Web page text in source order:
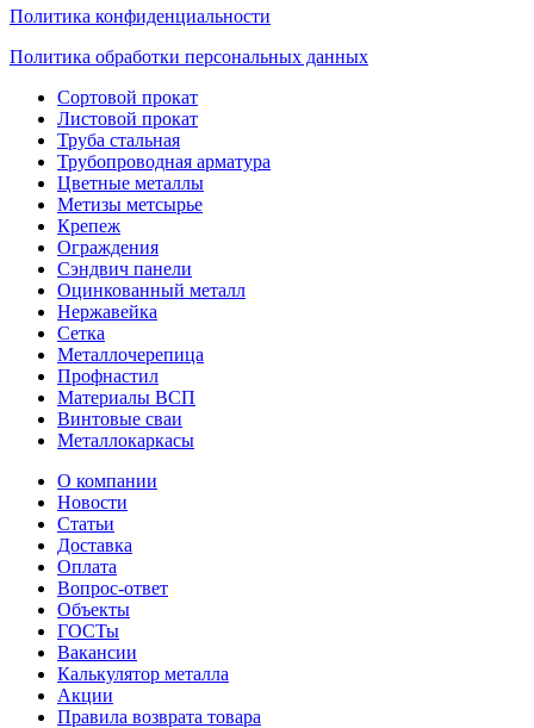
Политика конфиденциальности
Политика обработки персональных данных
Сортовой прокат
Листовой прокат
Труба стальная
Трубопроводная арматура
Цветные металлы
Метизы метсырье
Крепеж
Ограждения
Сэндвич панели
Оцинкованный металл
Нержавейка
Сетка
Металлочерепица
Профнастил
Материалы ВСП
Винтовые сваи
Металлокаркасы
О компании
Новости
Статьи
Доставка
Оплата
Вопрос-ответ
Объекты
ГОСТы
Вакансии
Калькулятор металла
Акции
Правила возврата товара